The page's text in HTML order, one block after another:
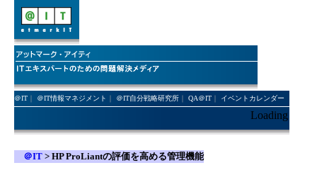
＠IT ｜ ＠IT情報マネジメント ｜ ＠IT自分戦略研究所 ｜ QA＠IT ｜ イベントカレンダー
Loading
＠IT > HP ProLiantの評価を高める管理機能